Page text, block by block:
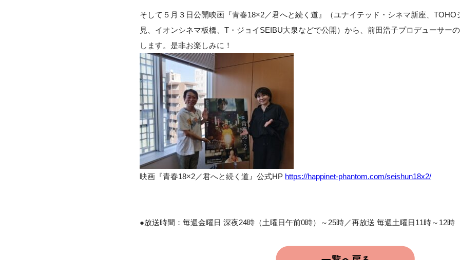
そして５月３日公開映画『青春18×2／君へと続く道』（ユナイテッド・シネマ新座、TOHO
見、イオンシネマ板橋、T・ジョイSEIBU大泉などで公開）から、前田浩子プロデューサー
します。是非お楽しみに！
映画『青春18×2／君へと続く道』公式HP https://happinet-phantom.com/seishun18x2/
●放送時間：毎週金曜日 深夜24時（土曜日午前0時）～25時／再放送 毎週土曜日11時～12時